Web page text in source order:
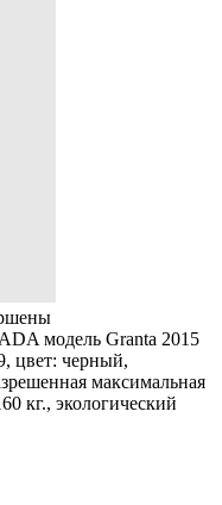
модель Granta 2015
цвет: черный,
максимальная
кг., экологический